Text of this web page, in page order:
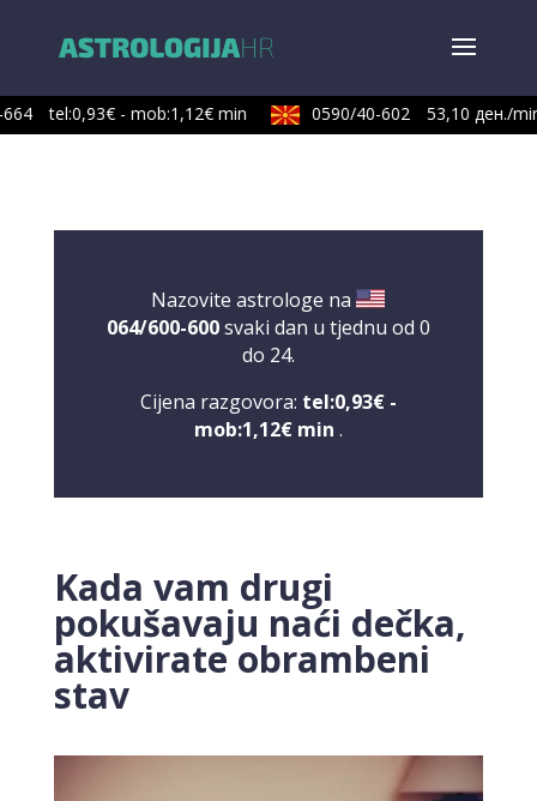
tel:0,93€ - mob:1,12€ min 0590/40-602 53,10 ден./min
Nazovite astrologe na
064/600-600svaki dan u tjednu od 0
do 24.
Cijena razgovora: tel:0,93€ -
mob:1,12€ min .
Kada vam drugi
pokušavaju naći dečka,
aktivirate obrambeni
stav